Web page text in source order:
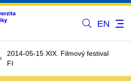
EN
2014-05-15 XIX. Filmový festival
FI